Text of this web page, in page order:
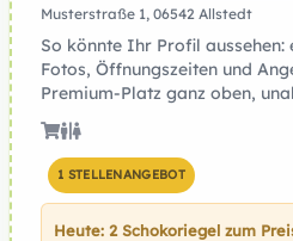
Musterstraße 1, 06542 Allstedt
So könnte Ihr Profil aussehen:
Fotos, Öffnungszeiten und
Premium-Platz ganz oben,
1 STELLENANGEBOT
Heute: 2 Schokoriegel zum